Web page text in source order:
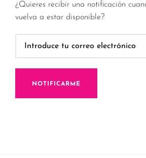
¿Quieres recibir una notificación
vuelva a estar disponible?
NOTIFICARME